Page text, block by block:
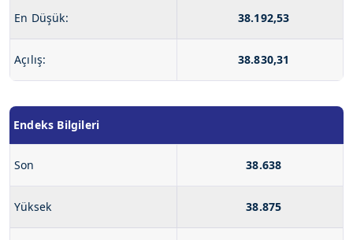
En Düşük: 38.192,53
Açılış: 38.830,31
Endeks Bilgileri
Son 38.638
Yüksek 38.875